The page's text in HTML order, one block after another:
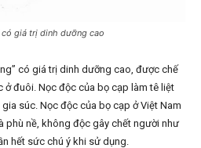
có giá trị dinh dưỡng cao
có giá trị dinh dưỡng cao, được chế
ở đuôi. Nọc độc của bọ cạp làm tê liệt
súc. Nọc độc của bọ cạp ở Việt Nam
phù nề, không độc gây chết người như
hết sức chú ý khi sử dụng.